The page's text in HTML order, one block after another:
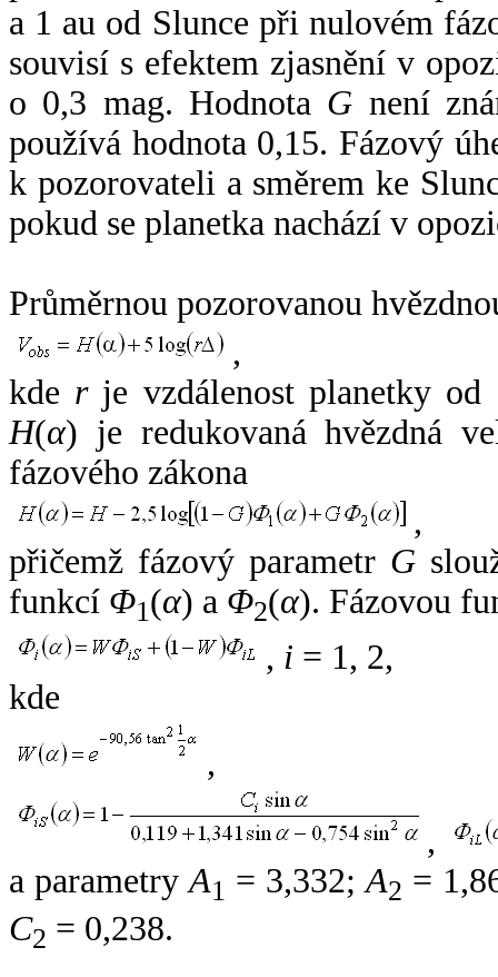
a 1 au od Slunce při nulovém
souvisí s efektem zjasnění v
o 0,3 mag. Hodnota G není
používá hodnota 0,15. Fázový
k pozorovateli a směrem ke
pokud se planetka nachází v
Průměrnou pozorovanou
,
kde rje vzdálenost planetky od
H(α) je redukovaná hvězdná
fázového zákona
,
přičemž fázový parametr G
funkcí Φ1(α) a Φ2(α). Fázovou
, i = 1, 2,
kde
,
,
a parametryA1 = 3,332;A2 =
C2 = 0,238.